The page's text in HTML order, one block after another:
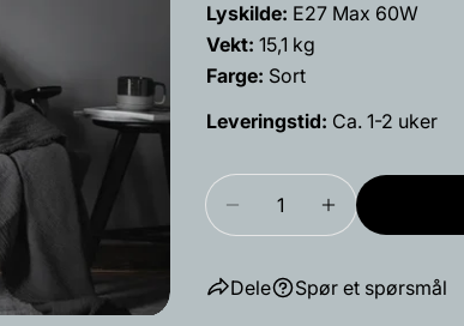
Lyskilde: E27 Max 60W
Vekt: 15,1 kg
Farge: Sort
Leveringstid: Ca. 1-2 uker
Mengde
Reduser antallet for
Øk antallet
Dele Spør et spørsmål